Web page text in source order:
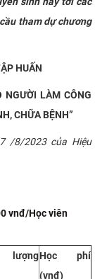
tham dự chương
HUẤN
NGƯỜI LÀM CÔNG
CHỮA BỆNH”
/8/2023 của Hiệu
vnđ/Học viên
lượngHọc phí
(vnđ)